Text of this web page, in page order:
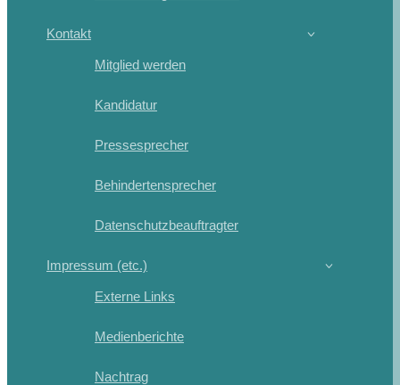
Kontakt
Mitglied werden
Kandidatur
Pressesprecher
Behindertensprecher
Datenschutzbeauftragter
Impressum (etc.)
Externe Links
Medienberichte
Nachtrag